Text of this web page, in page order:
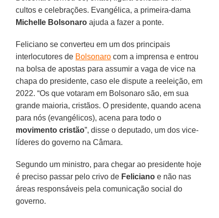
cultos e celebrações. Evangélica, a primeira-dama
Michelle Bolsonaro ajuda a fazer a ponte.
Feliciano se converteu em um dos principais
interlocutores de Bolsonaro com a imprensa e entrou
na bolsa de apostas para assumir a vaga de vice na
chapa do presidente, caso ele dispute a reeleição, em
2022. “Os que votaram em Bolsonaro são, em sua
grande maioria, cristãos. O presidente, quando acena
para nós (evangélicos), acena para todo o
movimento cristão”, disse o deputado, um dos vice-
líderes do governo na Câmara.
Segundo um ministro, para chegar ao presidente hoje
é preciso passar pelo crivo de Feliciano e não nas
áreas responsáveis pela comunicação social do
governo.